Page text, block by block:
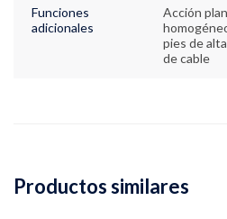
Funciones
adicionales
Acción
pies de
de cable
Productos similares